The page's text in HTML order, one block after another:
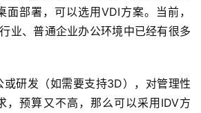
面部署，可以选用VDI方案。当前，
业、普通企业办公环境中已经有很多
研发（如需要支持3D），对管理性
，预算又不高，那么可以采用IDV方